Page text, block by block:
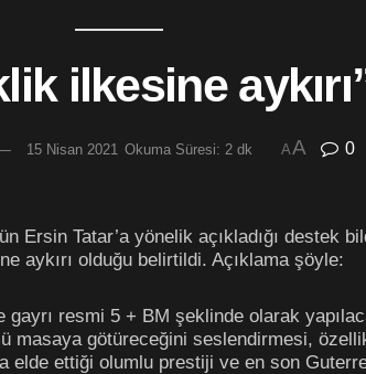
ilkesine
15 Nisan 2021 Okuma Süresi: 2 dk AA 0
Ersin Tatar’a yönelik açıkladığı destek
aykırı olduğu belirtildi. Açıklama şöyle:
gayrı resmi 5 + BM şeklinde olarak
götüreceğini seslendirmesi,
elde ettiği olumlu prestiji ve en son